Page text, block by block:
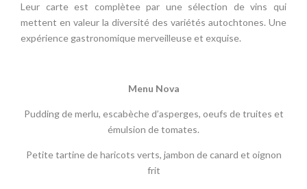
Leur carte est complètee par une sélection de vins qui
mettent en valeur la diversité des variétés autochtones. Une
expérience gastronomique merveilleuse et exquise.
Menu Nova
Pudding de merlu, escabèche d’asperges, oeufs de truites et
émulsion de tomates.
Petite tartine de haricots verts, jambon de canard et oignon
frit